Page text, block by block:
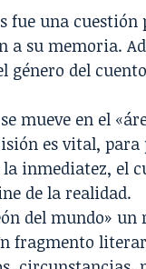
fue una cuestión
a su memoria.
género del
mueve en el
es vital, para
inmediatez, el
de la realidad.
del mundo» un
fragmento